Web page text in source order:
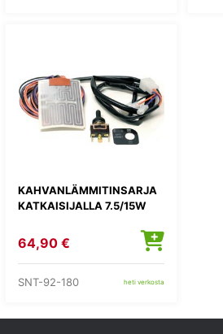
KAHVANLÄMMITINSARJA
KATKAISIJALLA 7.5/15W
64,90 €
SNT-92-180 heti verkosta